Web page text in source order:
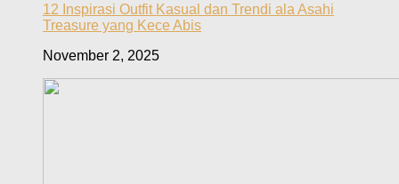
12 Inspirasi Outfit Kasual dan Trendi ala Asahi
Treasure yang Kece Abis
November 2, 2025